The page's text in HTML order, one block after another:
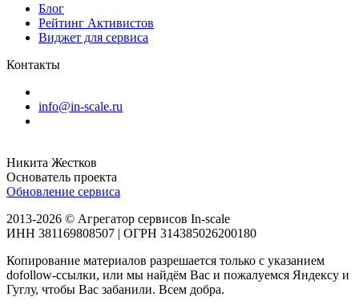
Блог
Рейтинг Активистов
Виджет для сервиса
Контакты
info@in-scale.ru
Никита Жестков
Основатель проекта
Обновление сервиса
2013-2026 © Агрегатор сервисов In-scale
ИНН 381169808507 | ОГРН 314385026200180
Копирование материалов разрешается только с указанием
dofollow-ссылки, или мы найдём Вас и пожалуемся Яндексу и
Гуглу, чтобы Вас забанили. Всем добра.